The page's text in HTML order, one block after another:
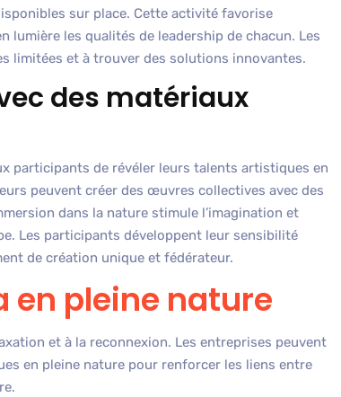
sur place. Cette activité favorise
les qualités de leadership de chacun. Les
limitées et à trouver des solutions innovantes.
des matériaux
participants de révéler leurs talents artistiques en
peuvent créer des œuvres collectives avec des
dans la nature stimule l’imagination et
Les participants développent leur sensibilité
de création unique et fédérateur.
en pleine nature
et à la reconnexion. Les entreprises peuvent
en pleine nature pour renforcer les liens entre